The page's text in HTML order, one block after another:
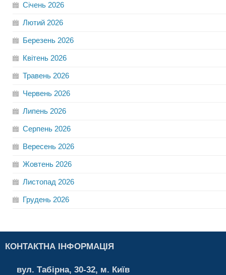
Січень 2026
Лютий 2026
Березень 2026
Квітень 2026
Травень 2026
Червень 2026
Липень 2026
Серпень 2026
Вересень 2026
Жовтень 2026
Листопад 2026
Грудень 2026
КОНТАКТНА ІНФОРМАЦІЯ
вул. Табірна, 30-32, м. Київ